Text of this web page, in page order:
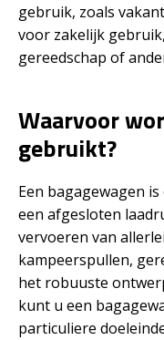
gebruik, zoals
voor zakelijk
gereedschap of
Waarvoor
gebruikt?
Een bagagewagen
een afgesloten
vervoeren van
kampeerspullen,
het robuuste
kunt u een
particuliere